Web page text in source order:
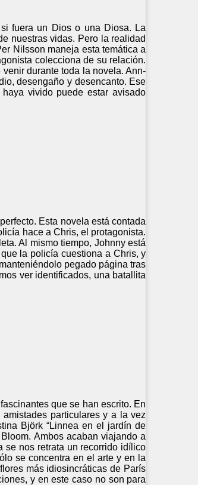
fuera un Dios o una Diosa. La
nuestras vidas. Pero la realidad
Nilsson maneja esta temática a
colecciona de su relación.
durante toda la novela. Ann-
desengaño y desencanto. Ese
vivido puede estar avisado
Esta novela está contada
hace a Chris, el protagonista.
Al mismo tiempo, Johnny está
la policía cuestiona a Chris, y
pegado página tras
ver identificados, una batallita
que se han escrito. En
particulares y a la vez
Björk “Linnea en el jardín de
Ambos acaban viajando a
se nos retrata un recorrido idílico
se concentra en el arte y en la
más idiosincráticas de París
y en este caso no son para